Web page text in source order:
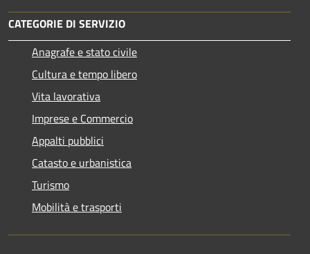
CATEGORIE DI SERVIZIO
Anagrafe e stato civile
Cultura e tempo libero
Vita lavorativa
Imprese e Commercio
Appalti pubblici
Catasto e urbanistica
Turismo
Mobilità e trasporti